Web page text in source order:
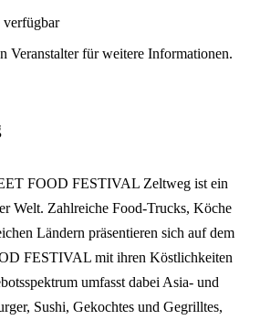
verfügbar
Veranstalter für weitere Informationen.
FOOD FESTIVAL Zeltweg ist ein
Welt. Zahlreiche Food-Trucks, Köche
Ländern präsentieren sich auf dem
FESTIVAL mit ihren Köstlichkeiten
umfasst dabei Asia- und
Sushi, Gekochtes und Gegrilltes,